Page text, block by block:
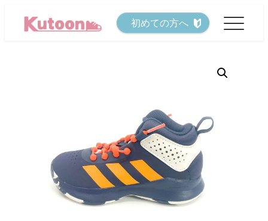
初めての方へ